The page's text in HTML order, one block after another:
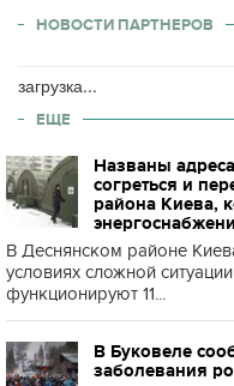
НОВОСТИ ПАРТНЕРОВ
загрузка...
ЕЩЕ
Названы
согреться и
района Киева,
В Деснянском районе
условиях сложной
функционируют 11...
В Буковеле
заболевания